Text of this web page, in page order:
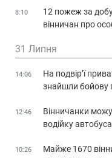
8:10
12 пожеж за
вінничан про
31 Липня
14:06
На подвір’ї
знайшли бойову
12:46
Вінничанки
водійку
10:26
Майже 1670